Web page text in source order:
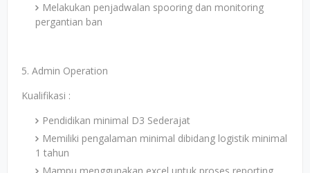
Melakukan penjadwalan spooring dan monitoring
pergantian ban
5. Admin Operation
Kualifikasi :
Pendidikan minimal D3 Sederajat
Memiliki pengalaman minimal dibidang logistik minimal
1 tahun